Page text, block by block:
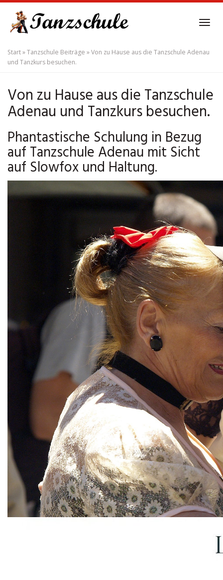
main
content
Start»Tanzschule Beiträge »Von zu Hause aus die Tanzschule Adenau
und Tanzkurs besuchen.
Von zu Hause aus die Tanzschule
Adenau und Tanzkurs besuchen.
Phantastische Schulung in Bezug
auf Tanzschule Adenau mit Sicht
auf Slowfox und Haltung.